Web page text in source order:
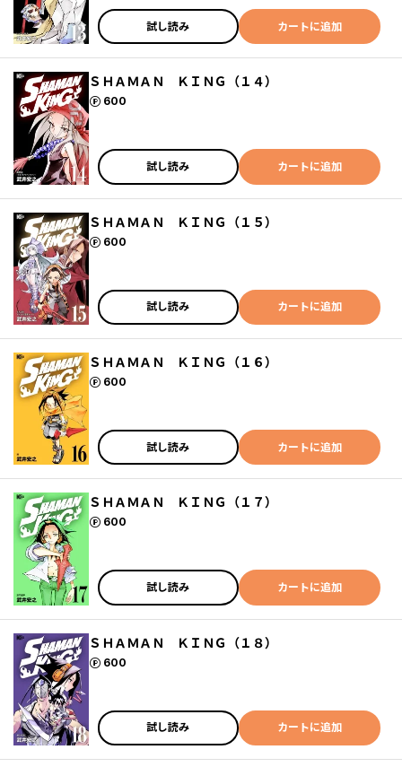
試し読み カートに追加
ＳＨＡＭＡＮ ＫＩＮＧ（１４）
600
ポイント
試し読み カートに追加
ＳＨＡＭＡＮ ＫＩＮＧ（１５）
600
ポイント
試し読み カートに追加
ＳＨＡＭＡＮ ＫＩＮＧ（１６）
600
ポイント
試し読み カートに追加
ＳＨＡＭＡＮ ＫＩＮＧ（１７）
600
ポイント
試し読み カートに追加
ＳＨＡＭＡＮ ＫＩＮＧ（１８）
600
ポイント
試し読み カートに追加